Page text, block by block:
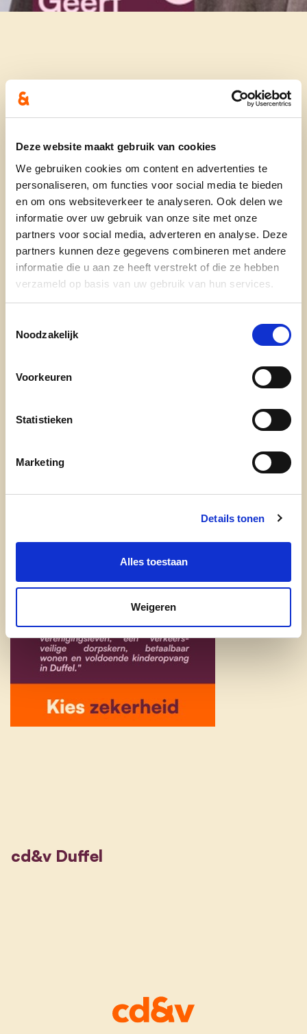
Deze website maakt gebruik van cookies
We gebruiken cookies om content en advertenties te
personaliseren, om functies voor social media te bieden
en om ons websiteverkeer te analyseren. Ook delen we
informatie over uw gebruik van onze site met onze
partners voor social media, adverteren en analyse. Deze
partners kunnen deze gegevens combineren met andere
informatie die u aan ze heeft verstrekt of die ze hebben
verzameld op basis van uw gebruik van hun services.
Noodzakelijk
Voorkeuren
Statistieken
Marketing
Details tonen
Alles toestaan
Weigeren
cd&v Duffel